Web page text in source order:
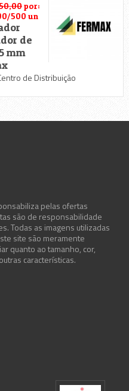
por:
500 un
de
mm
de Distribuição
pelas ofertas
são de responsabilidade
Todas as imagens utilizadas
site são meramente
quanto ao tamanho, cor,
características.